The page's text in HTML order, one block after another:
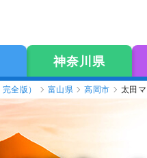
神奈川県
全版） 富山県 高岡市 太田